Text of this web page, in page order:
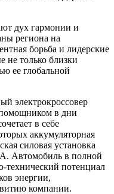
дух гармонии и
региона на
борьба и лидерские
не только близки
ее глобальной
электрокроссовер
в дни
в себе
аккумуляторная
силовая установка
Автомобиль в полной
технический потенциал
энергии,
компании.